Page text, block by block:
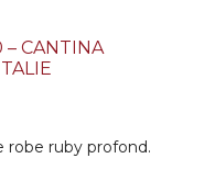
– CANTINA
robe ruby profond.